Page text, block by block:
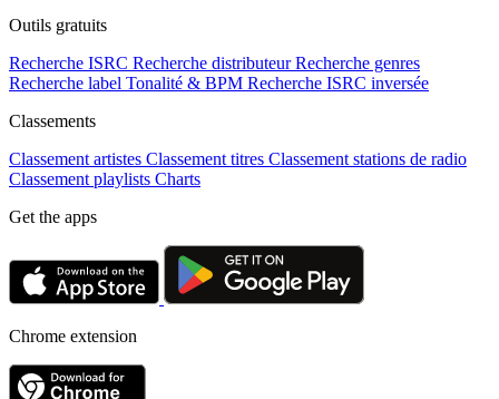
Outils gratuits
Recherche ISRC Recherche distributeur Recherche genres
Recherche label Tonalité & BPM Recherche ISRC inversée
Classements
Classement artistes Classement titres Classement stations de radio
Classement playlists Charts
Get the apps
Chrome extension